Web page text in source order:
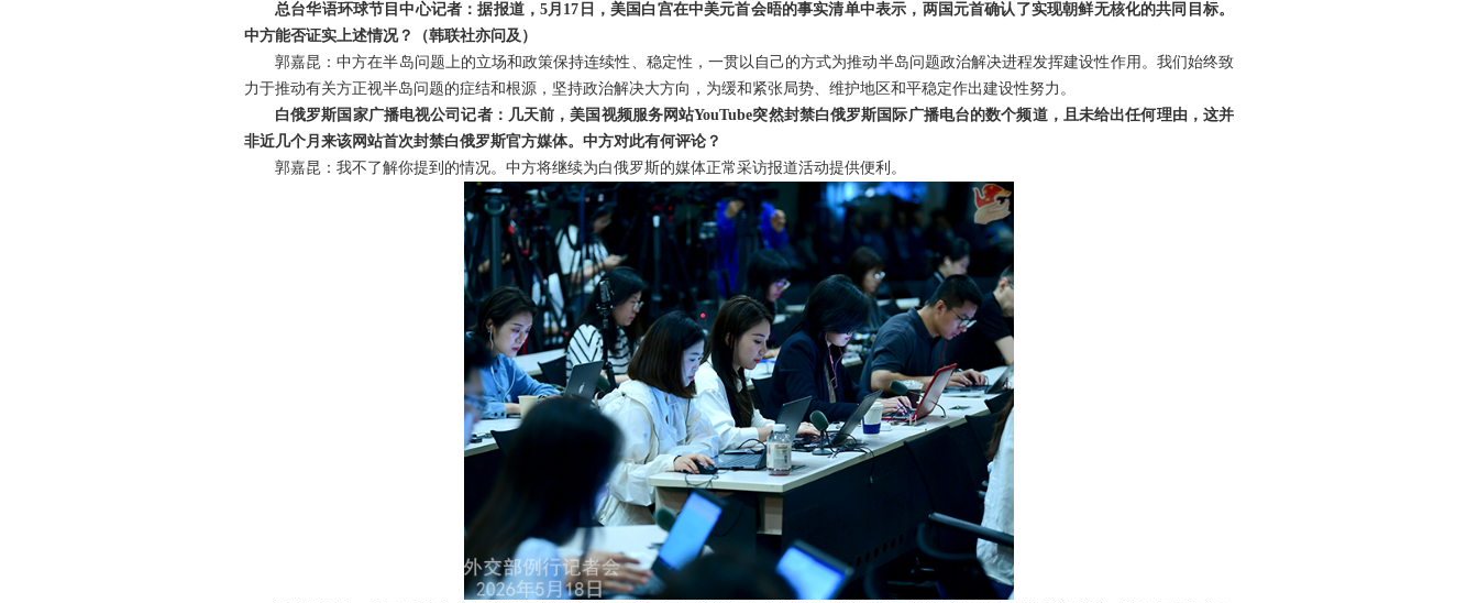
总台华语环球节目中心记者：据报道，5月17日，美国白宫在中美元首会晤的事实清单中表示，两国元首确认了实现朝鲜无核化的共同目标。
中方能否证实上述情况？（韩联社亦问及）
郭嘉昆：中方在半岛问题上的立场和政策保持连续性、稳定性，一贯以自己的方式为推动半岛问题政治解决进程发挥建设性作用。我们始终致
力于推动有关方正视半岛问题的症结和根源，坚持政治解决大方向，为缓和紧张局势、维护地区和平稳定作出建设性努力。
白俄罗斯国家广播电视公司记者：几天前，美国视频服务网站YouTube突然封禁白俄罗斯国际广播电台的数个频道，且未给出任何理由，这并
非近几个月来该网站首次封禁白俄罗斯官方媒体。中方对此有何评论？
郭嘉昆：我不了解你提到的情况。中方将继续为白俄罗斯的媒体正常采访报道活动提供便利。